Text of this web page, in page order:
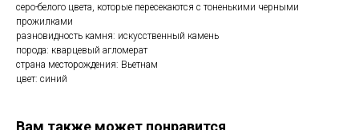
серо-белого цвета, которые пересекаются с тоненькими черными
прожилками
разновидность камня: искусственный камень
порода: кварцевый агломерат
страна месторождения: Вьетнам
цвет: синий
Вам также может понравится